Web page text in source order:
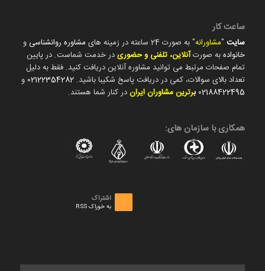
ساعت کار
سایت"مشاورانه" به صورت 24 ساعته در زمینه های مشاوره روانشناسی و
خانوادهبه صورتآنلاین، تلفنی و حضوریدر خدمت شماست. در پایین
تمام صفحات مرتبط می توانید مشاوره آنلاین دریافت کنید. فقط به دلیل
تعداد بالای سوالات، کمی در دریافت پاسخ شکیبا باشید. 02122354282 و
02188422495 برترین مشاوران ایراندر کنار شما هستند.
همکاری با سازمان های:
اشتراک
به خوراک RSS